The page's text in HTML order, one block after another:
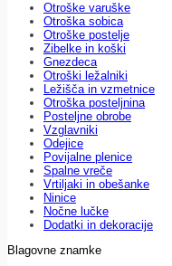
Otroške varuške
Otroška sobica
Otroške postelje
Zibelke in koški
Gnezdeca
Otroški ležalniki
Ležišča in vzmetnice
Otroška posteljnina
Posteljne obrobe
Vzglavniki
Odejice
Povijalne plenice
Spalne vreče
Vrtiljaki in obešanke
Ninice
Nočne lučke
Dodatki in dekoracije
Blagovne znamke